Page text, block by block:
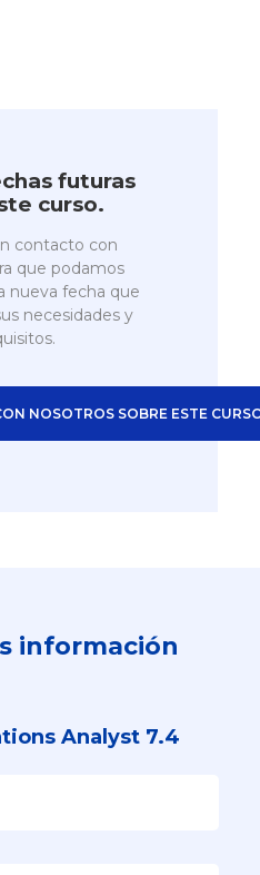
futuras
curso.
contacto con
que podamos
nueva fecha que
necesidades y
NOSOTROS SOBRE ESTE
información
Analyst 7.4